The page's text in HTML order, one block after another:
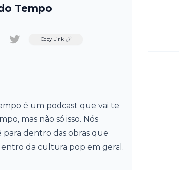
Tempo
TwitterCopy Link
é um podcast que vai te
mas não só isso. Nós
para dentro das obras que
da cultura pop em geral.